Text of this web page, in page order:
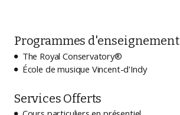
Programmes d'enseignement
 The Royal Conservatory®
 École de musique Vincent-d'Indy
Services Offerts
